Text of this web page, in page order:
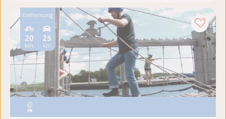
Entfernung
25
km
20
km